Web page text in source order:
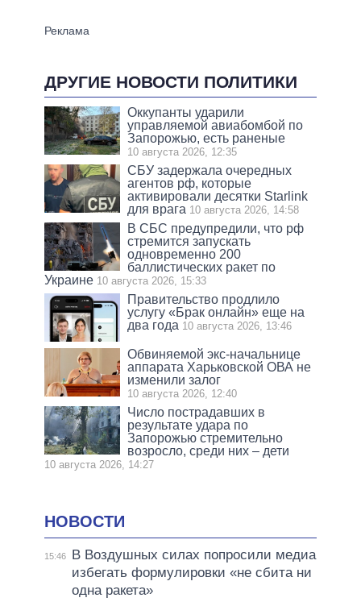
ДРУГИЕ НОВОСТИ ПОЛИТИКИ
Оккупанты ударили
управляемой авиабомбой по
Запорожью, есть раненые
10 августа 2026, 12:35
СБУ задержала очередных
агентов рф, которые
активировали десятки Starlink
для врага 10 августа 2026, 14:58
В СБС предупредили, что рф
стремится запускать
одновременно 200
баллистических ракет по
Украине 10 августа 2026, 15:33
Правительство продлило
услугу «Брак онлайн» еще на
два года 10 августа 2026, 13:46
Обвиняемой экс-начальнице
аппарата Харьковской ОВА не
изменили залог
10 августа 2026, 12:40
Число пострадавших в
результате удара по
Запорожью стремительно
возросло, среди них – дети
10 августа 2026, 14:27
НОВОСТИ
15:46
В Воздушных силах попросили медиа
избегать формулировки «не сбита ни
одна ракета»